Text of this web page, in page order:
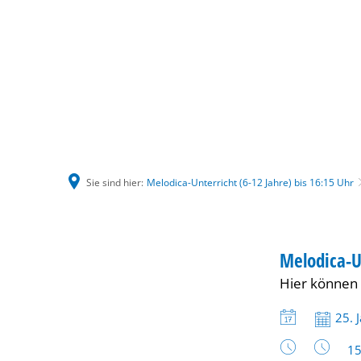
Sie sind hier: Melodica-Unterricht (6-12 Jahre) bis 16:15 Uhr
KATEGORIE:
Melodica-
Hier
Datum:
25.